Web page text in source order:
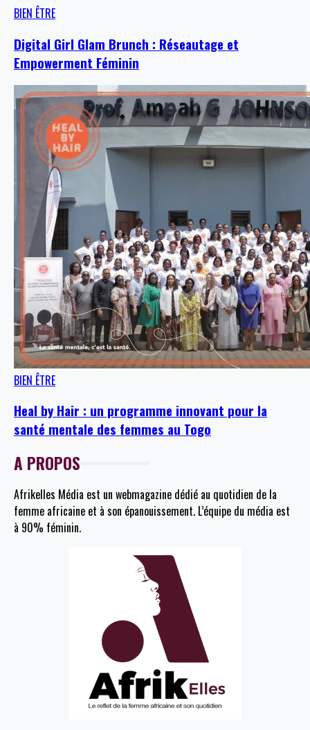
BIEN ÊTRE
Digital Girl Glam Brunch : Réseautage et
Empowerment Féminin
BIEN ÊTRE
Heal by Hair : un programme innovant pour la
santé mentale des femmes au Togo
A PROPOS
Afrikelles Média est un webmagazine dédié au quotidien de la
femme africaine et à son épanouissement. L’équipe du média est
à 90% féminin.